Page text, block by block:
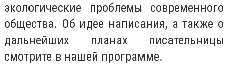
экологические проблемы современного
общества. Об идее написания, а также о
дальнейших планах писательницы
смотрите в нашей программе.